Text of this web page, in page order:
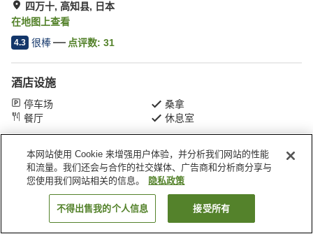
四万十, 高知县, 日本
在地图上查看
4.3 很棒 点评数: 31
酒店设施
停车场
桑拿
餐厅
休息室
首页 日本 高知县 四万十 星罗四万十酒店
搜索客房
本网站使用 Cookie 来增强用户体验，并分析我们网站的性能
和流量。我们还会与合作的社交媒体、广告商和分析商分享与
您使用我们网站相关的信息。
隐私政策
不得出售我的个人信息 接受所有